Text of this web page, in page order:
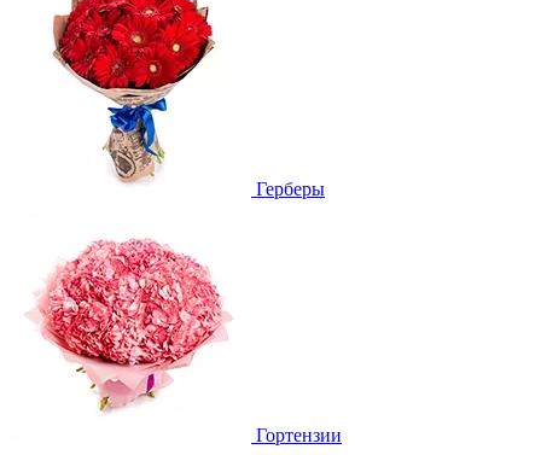
Герберы
Гортензии